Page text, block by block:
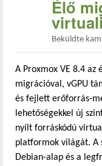
Élő
Beküldte
A Proxmox VE 8.4 az
migrációval, vGPU
és fejlett erőforrás-
lehetőségekkel új
nyílt forráskódú
platformok világát. A
Debian-alap és a